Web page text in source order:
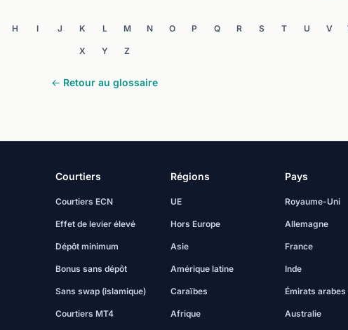
H I J K L M N O P Q R S T U V
X Y Z
← Retour au glossaire
Courtiers
Courtiers ECN
Effet de levier élevé
Dépôt minimum
Bonus sans dépôt
Sans swap (islamique)
Courtiers MT4
Régions
UE
Hors Europe
Asie
Amérique latine
Caraïbes
Afrique
Pays
Royaume-Uni
Allemagne
France
Inde
Émirats arabes
Australie